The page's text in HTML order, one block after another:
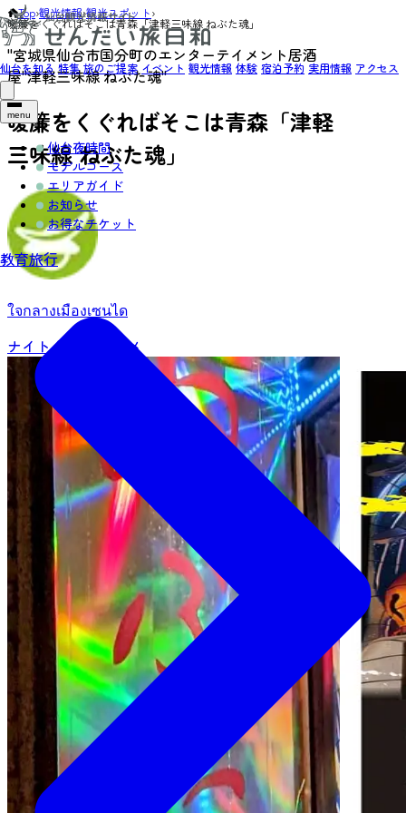
仙台を知る 特集 旅のご提案 イベント 観光情報 体験 宿泊予約 実用情報 アクセス
menu
仙台夜時間
モデルコース
エリアガイド
お知らせ
お得なチケット
教育旅行
Top›観光情報›観光スポット›
暖簾をくぐればそこは青森「津軽三味線 ねぶた魂」
"宮城県仙台市国分町のエンターテイメント居酒
屋"津軽三味線 ねぶた魂"
暖簾をくぐればそこは青森「津軽
三味線 ねぶた魂」
ใจกลางเมืองเซนได
ナイトタイム
グルメ